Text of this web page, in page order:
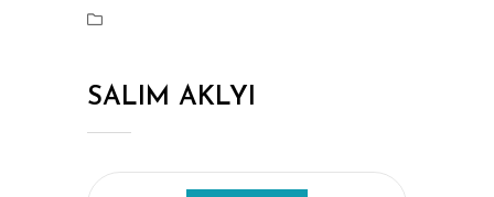
SALIM AKLYI